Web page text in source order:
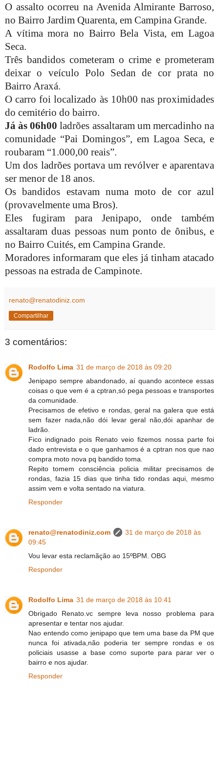
O assalto ocorreu na Avenida Almirante Barroso,
no Bairro Jardim Quarenta, em Campina Grande.
A vítima mora no Bairro Bela Vista, em Lagoa
Seca.
Três bandidos cometeram o crime e prometeram
deixar o veículo Polo Sedan de cor prata no
Bairro Araxá.
O carro foi localizado às 10h00 nas proximidades
do cemitério do bairro.
Já às 06h00 ladrões assaltaram um mercadinho na
comunidade “Pai Domingos”, em Lagoa Seca, e
roubaram “1.000,00 reais”.
Um dos ladrões portava um revólver e aparentava
ser menor de 18 anos.
Os bandidos estavam numa moto de cor azul
(provavelmente uma Bros).
Eles fugiram para Jenipapo, onde também
assaltaram duas pessoas num ponto de ônibus, e
no Bairro Cuités, em Campina Grande.
Moradores informaram que eles já tinham atacado
pessoas na estrada de Campinote.
renato@renatodiniz.com
Compartilhar
3 comentários:
Rodolfo Lima 31 de março de 2018 às 09:20
Jenipapo sempre abandonado, aí quando acontece essas
coisas o que vem é a cptran,só pega pessoas e transportes
da comunidade.
Precisamos de efetivo e rondas, geral na galera que está
sem fazer nada,não dói levar geral não,dói apanhar de
ladrão.
Fico indignado pois Renato veio fizemos nossa parte foi
dado entrevista e o que ganhamos é a cptran nos que nao
compra moto nova pq bandido toma.
Repito tomem consciência policia militar precisamos de
rondas, fazia 15 dias que tinha tido rondas aqui, mesmo
assim vem e volta sentado na viatura.
Responder
renato@renatodiniz.com
31 de março de 2018 às
09:45
Vou levar esta reclamãção ao 15ºBPM. OBG
Responder
Rodolfo Lima 31 de março de 2018 às 10:41
Obrigado Renato.vc sempre leva nosso problema para
apresentar e tentar nos ajudar.
Nao entendo como jenipapo que tem uma base da PM que
nunca foi ativada,não poderia ter sempre rondas e os
policiais usasse a base como suporte para parar ver o
bairro e nos ajudar.
Responder